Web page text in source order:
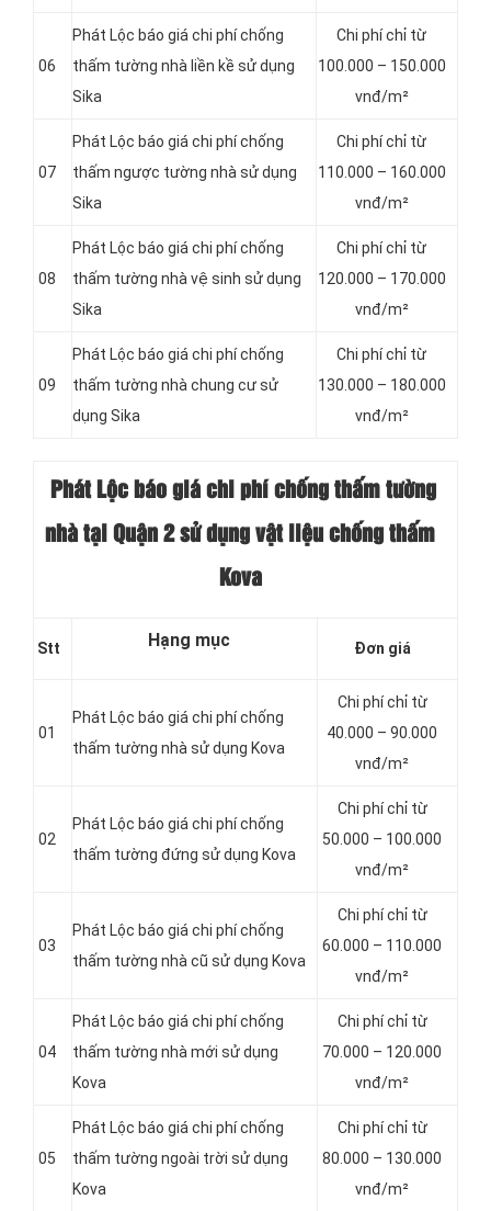
06
Phát Lộc báo giá chi phí chống
thấm tường nhà liền kề sử dụng
Sika
Chi phí chỉ từ
100.000 – 150.000
vnđ/m²
07
Phát Lộc báo giá chi phí chống
thấm ngược tường nhà sử dụng
Sika
Chi phí chỉ từ
110.000 – 160.000
vnđ/m²
08
Phát Lộc báo giá chi phí chống
thấm tường nhà vệ sinh sử dụng
Sika
Chi phí chỉ từ
120.000 – 170.000
vnđ/m²
09
Phát Lộc báo giá chi phí chống
thấm tường nhà chung cư sử
dụng Sika
Chi phí chỉ từ
130.000 – 180.000
vnđ/m²
Phát Lộc báo giá chi phí chống thấmtường
nhà tại Quận 2 sử dụng vật liệu chống thấm
Kova
Stt Hạng mục Đơn giá
01
Phát Lộc báo giá chi phí chống
thấm tường nhà sử dụng Kova
Chi phí chỉ từ
40.000 – 90.000
vnđ/m²
02
Phát Lộc báo giá chi phí chống
thấm tường đứng sử dụng Kova
Chi phí chỉ từ
50.000 – 100.000
vnđ/m²
03
Phát Lộc báo giá chi phí chống
thấm tường nhà cũ sử dụng Kova
Chi phí chỉ từ
60.000 – 110.000
vnđ/m²
04
Phát Lộc báo giá chi phí chống
thấm tường nhà mới sử dụng
Kova
Chi phí chỉ từ
70.000 – 120.000
vnđ/m²
05
Phát Lộc báo giá chi phí chống
thấm tường ngoài trời sử dụng
Kova
Chi phí chỉ từ
80.000 – 130.000
vnđ/m²